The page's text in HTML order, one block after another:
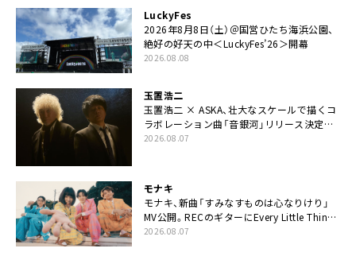
LuckyFes
2026年8月8日（土）＠国営ひたち海浜公園、
絶好の好天の中＜LuckyFes’26＞開幕
2026.08.08
玉置浩二
玉置浩二 × ASKA、壮大なスケールで描くコ
ラボレーション曲「音銀河」リリース決定。
カップリングには新曲「命の宿り」収録も
2026.08.07
モナキ
モナキ、新曲「すみなすものは心なりけり」
MV公開。RECのギターにEvery Little Thing・
伊藤一朗参加も
2026.08.07